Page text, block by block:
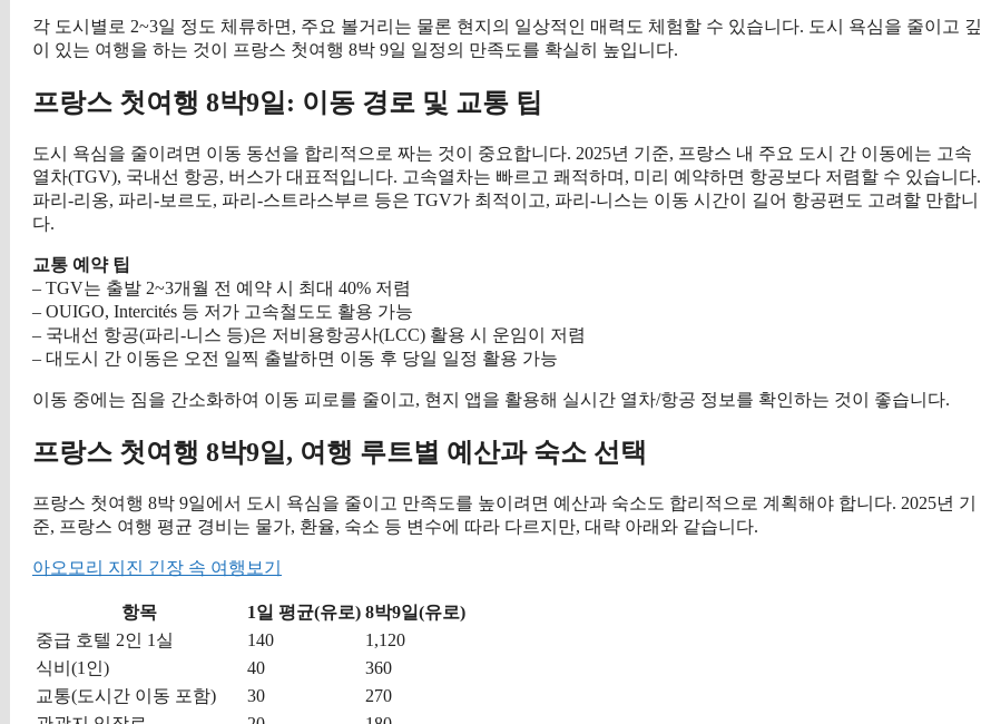
각 도시별로 2~3일 정도 체류하면, 주요 볼거리는 물론 현지의 일상적인 매력도 체험할 수 있습니다. 도시 욕심을 줄이고 깊
이 있는 여행을 하는 것이 프랑스 첫여행 8박 9일 일정의 만족도를 확실히 높입니다.
프랑스 첫여행 8박9일: 이동 경로 및 교통 팁
도시 욕심을 줄이려면 이동 동선을 합리적으로 짜는 것이 중요합니다. 2025년 기준, 프랑스 내 주요 도시 간 이동에는 고속
열차(TGV), 국내선 항공, 버스가 대표적입니다. 고속열차는 빠르고 쾌적하며, 미리 예약하면 항공보다 저렴할 수 있습니다.
파리-리옹, 파리-보르도, 파리-스트라스부르 등은 TGV가 최적이고, 파리-니스는 이동 시간이 길어 항공편도 고려할 만합니
다.
교통 예약 팁
– TGV는 출발 2~3개월 전 예약 시 최대 40% 저렴
– OUIGO, Intercités 등 저가 고속철도도 활용 가능
– 국내선 항공(파리-니스 등)은 저비용항공사(LCC) 활용 시 운임이 저렴
– 대도시 간 이동은 오전 일찍 출발하면 이동 후 당일 일정 활용 가능
이동 중에는 짐을 간소화하여 이동 피로를 줄이고, 현지 앱을 활용해 실시간 열차/항공 정보를 확인하는 것이 좋습니다.
프랑스 첫여행 8박9일, 여행 루트별 예산과 숙소 선택
프랑스 첫여행 8박 9일에서 도시 욕심을 줄이고 만족도를 높이려면 예산과 숙소도 합리적으로 계획해야 합니다. 2025년 기
준, 프랑스 여행 평균 경비는 물가, 환율, 숙소 등 변수에 따라 다르지만, 대략 아래와 같습니다.
아오모리 지진 긴장 속 여행보기
항목 1일 평균(유로) 8박9일(유로)
중급 호텔 2인 1실
140
1,120
식비(1인)
40
360
교통(도시간 이동 포함)
30
270